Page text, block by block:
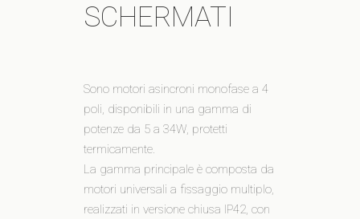
SCHERMATI
Sono motori asincroni monofase a 4
poli, disponibili in una gamma di
potenze da 5 a 34W, protetti
termicamente.
La gamma principale è composta da
motori universali a fissaggio multiplo,
realizzati in versione chiusa IP42, con